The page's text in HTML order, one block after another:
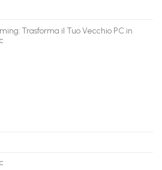
Trasforma il Tuo Vecchio PC in